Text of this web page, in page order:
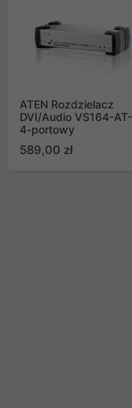
ATEN Rozdzielacz
DVI/Audio VS164-
4-portowy
589,00 zł